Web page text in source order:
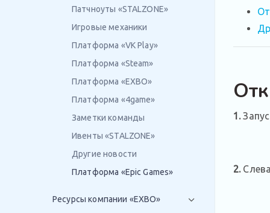
Патчноуты «STALZONE»
Игровые механики
Платформа «VK Play»
Платформа «Steam»
Платформа «EXBO»
Платформа «4game»
Заметки команды
Ивенты «STALZONE»
Другие новости
Платформа «Epic Games»
Ресурсы компании «EXBO»
1.
2.